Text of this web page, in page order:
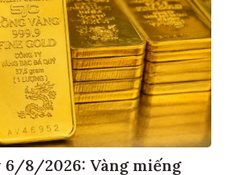
6/8/2026: Vàng miếng